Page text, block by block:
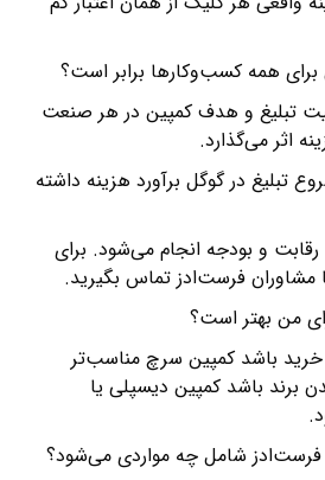
برای همه کسب‌وکارها برابر است؟
تبلیغ و هدف کمپین در هر صنعت
اثر می‌گذارد.
تبلیغ در گوگل برآورد هزینه داشته
رقابت و بودجه انجام می‌شود. برای
مشاوران فرست‌ادز تماس بگیرید.
من بهتر است؟
باشد کمپین سرچ مناسب‌تر
باشد کمپین دیسپلی یا
فرست‌ادز شامل چه مواردی می‌شود؟